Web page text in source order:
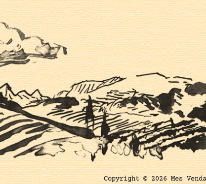
Copyright © 2026 Mes